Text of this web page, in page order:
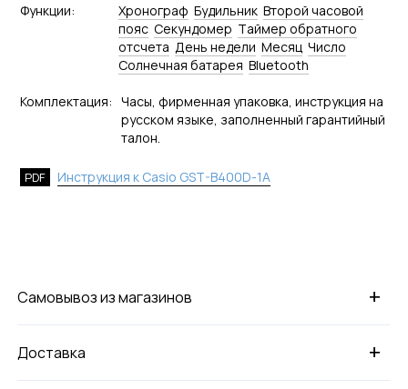
Функции: Хронограф Будильник Второй часовой
пояс Секундомер Tаймер обратного
отсчета День недели Месяц Число
Солнечная батарея Bluetooth
Комплектация: Часы, фирменная упаковка, инструкция на
русском языке, заполненный гарантийный
талон.
PDF Инструкция к Casio GST-B400D-1A
+
Самовывоз из магазинов
+
Доставка